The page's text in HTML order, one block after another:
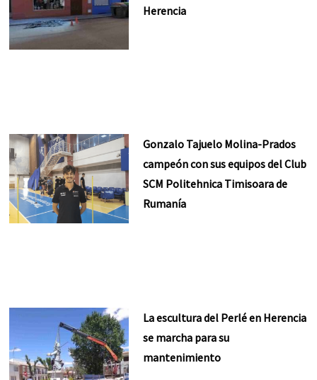
Herencia
Gonzalo Tajuelo Molina-Prados
campeón con sus equipos del Club
SCM Politehnica Timisoara de
Rumanía
La escultura del Perlé en Herencia
se marcha para su
mantenimiento